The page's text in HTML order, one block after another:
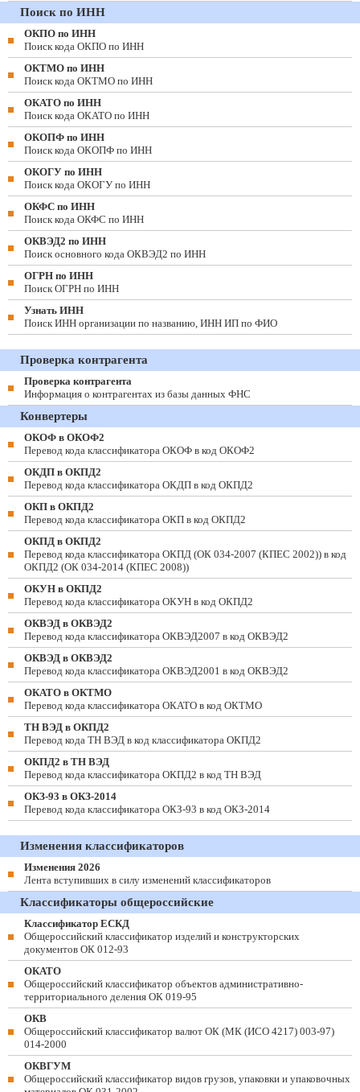
Поиск по ИНН
ОКПО по ИНН
Поиск кода ОКПО по ИНН
ОКТМО по ИНН
Поиск кода ОКТМО по ИНН
ОКАТО по ИНН
Поиск кода ОКАТО по ИНН
ОКОПФ по ИНН
Поиск кода ОКОПФ по ИНН
ОКОГУ по ИНН
Поиск кода ОКОГУ по ИНН
ОКФС по ИНН
Поиск кода ОКФС по ИНН
ОКВЭД2 по ИНН
Поиск основного кода ОКВЭД2 по ИНН
ОГРН по ИНН
Поиск ОГРН по ИНН
Узнать ИНН
Поиск ИНН организации по названию, ИНН ИП по ФИО
Проверка контрагента
Проверка контрагента
Информация о контрагентах из базы данных ФНС
Конвертеры
ОКОФ в ОКОФ2
Перевод кода классификатора ОКОФ в код ОКОФ2
ОКДП в ОКПД2
Перевод кода классификатора ОКДП в код ОКПД2
ОКП в ОКПД2
Перевод кода классификатора ОКП в код ОКПД2
ОКПД в ОКПД2
Перевод кода классификатора ОКПД (ОК 034-2007 (КПЕС 2002)) в код
ОКПД2 (ОК 034-2014 (КПЕС 2008))
ОКУН в ОКПД2
Перевод кода классификатора ОКУН в код ОКПД2
ОКВЭД в ОКВЭД2
Перевод кода классификатора ОКВЭД2007 в код ОКВЭД2
ОКВЭД в ОКВЭД2
Перевод кода классификатора ОКВЭД2001 в код ОКВЭД2
ОКАТО в ОКТМО
Перевод кода классификатора ОКАТО в код ОКТМО
ТН ВЭД в ОКПД2
Перевод кода ТН ВЭД в код классификатора ОКПД2
ОКПД2 в ТН ВЭД
Перевод кода классификатора ОКПД2 в код ТН ВЭД
ОКЗ-93 в ОКЗ-2014
Перевод кода классификатора ОКЗ-93 в код ОКЗ-2014
Изменения классификаторов
Изменения 2026
Лента вступивших в силу изменений классификаторов
Классификаторы общероссийские
Классификатор ЕСКД
Общероссийский классификатор изделий и конструкторских
документов ОК 012-93
ОКАТО
Общероссийский классификатор объектов административно-
территориального деления ОК 019-95
ОКВ
Общероссийский классификатор валют ОК (МК (ИСО 4217) 003-97)
014-2000
ОКВГУМ
Общероссийский классификатор видов грузов, упаковки и упаковочных